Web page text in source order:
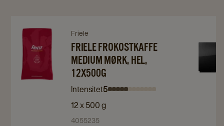
Navigate
Friele
Frokostkaffe
Navigate
to
Friele
Frokostkaffe
Medium
Mørk,
Friele
FRIELE FROKOSTKAFFE
MEDIUM MØRK, HEL,
12X500G
Intensitet5Intensity
Intensity
Intensity
Intensity
Intensity
Intensity
Intensity
Intensity
Intensity
Intensity
Intensity
Intensity
12 x 500 g
4055235
Franke
A300